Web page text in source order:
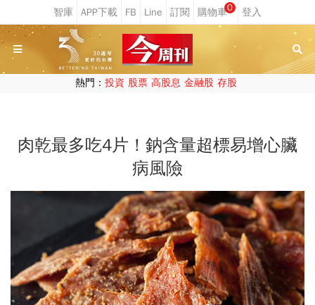
0
熱門： 投資 股票 高股息 金融股 存股
肉乾最多吃4片！鈉含量超標易增心臟
病風險